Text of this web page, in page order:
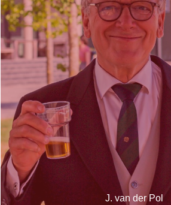
J. van der Pol